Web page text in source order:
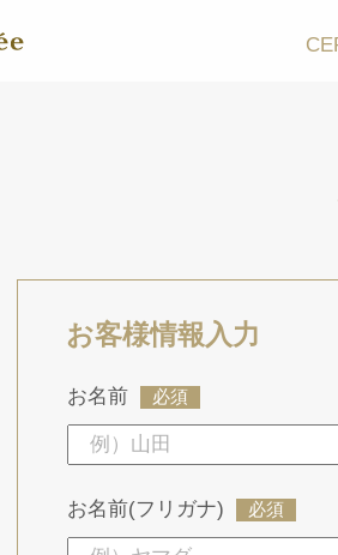
お客様情報入力
お名前 必須
お名前(フリガナ) 必須